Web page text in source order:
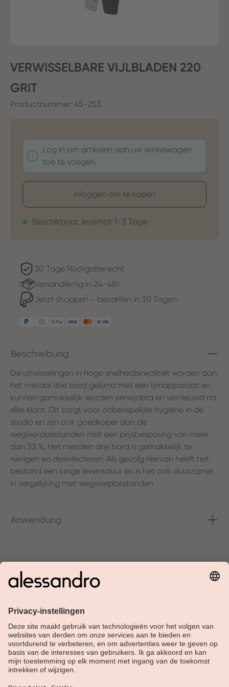
VERWISSELBARE VIJLBLADEN 220
GRIT
Productnummer: 45-253
Log in om artikelen aan uw winkelwagen
toe te voegen.
Inloggen om te kopen
Beschikbaar, levertijd: 1-3 Tage
30 Tage Rückgaberecht
Versandfertig in 24-48h
Jetzt shoppen - bezahlen in 30 Tagen
Beschreibung
De uitwisselingen in hoge snelheidskwaliteit worden aan
het metaal drie bord gelijmd met een lijmapparaat en
kunnen gemakkelijk worden verwijderd en vernieuwd na
elke klant. Dit zorgt voor onberispelijke hygiëne in de
studio en zijn ook goedkoper dan de
wegwerpbestanden met een prijsbesparing van meer
dan 33 %. Het metalen drie bord is gemakkelijk te
reinigen en desinfecteren. Als gevolg hiervan heeft het
bestand een lange levensduur en is het ook duurzamer
in vergelijking met wegwerpbestanden
Anwendung
Over Alessandro
Shop